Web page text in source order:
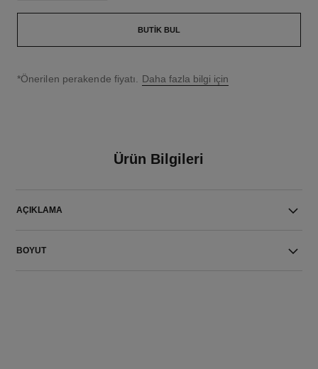
BUTIK BUL
↩
*Önerilen perakende fiyatı. Daha fazla bilgi için
Ürün Bilgileri
AÇIKLAMA
BOYUT